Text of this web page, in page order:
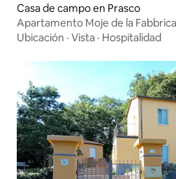
Casa de campo en Prasco
Apartamento Moje de la
Ubicación · Vista · Hospitalidad